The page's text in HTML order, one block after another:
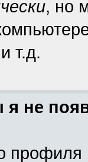
, но
т.д.
я не